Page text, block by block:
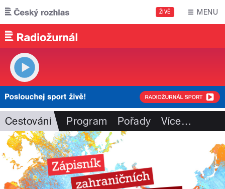
Přejít k hlavnímu obsahu
ŽIVĚ MENU
Cestování Program Pořady Více…